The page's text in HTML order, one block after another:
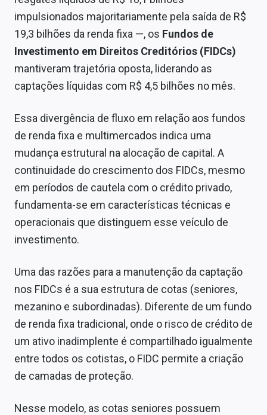
Sobre
Expediente
Contato
impulsionados majoritariamente pela saída de R$
19,3 bilhões da renda fixa —, os Fundos de
Investimento em Direitos Creditórios (FIDCs)
mantiveram trajetória oposta, liderando as
captações líquidas com R$ 4,5 bilhões no mês.
Essa divergência de fluxo em relação aos fundos
de renda fixa e multimercados indica uma
mudança estrutural na alocação de capital. A
continuidade do crescimento dos FIDCs, mesmo
em períodos de cautela com o crédito privado,
fundamenta-se em características técnicas e
operacionais que distinguem esse veículo de
investimento.
Uma das razões para a manutenção da captação
nos FIDCs é a sua estrutura de cotas (seniores,
mezanino e subordinadas). Diferente de um fundo
de renda fixa tradicional, onde o risco de crédito de
um ativo inadimplente é compartilhado igualmente
entre todos os cotistas, o FIDC permite a criação
de camadas de proteção.
Nesse modelo, as cotas seniores possuem